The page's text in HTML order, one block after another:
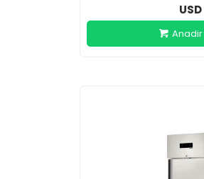
USD